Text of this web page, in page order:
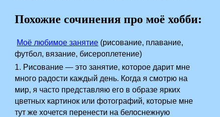
Похожие сочинения про моё хобби:
Моё любимое занятие (рисование, плавание,
футбол, вязание, бисероплетение)
1. Рисование — это занятие, которое дарит мне
много радости каждый день. Когда я смотрю на
мир, я часто представляю его в образе ярких
цветных картинок или фотографий, которые мне
тут же хочется перенести на белоснежную